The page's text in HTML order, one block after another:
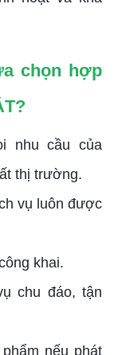
chọn hợp
nhu cầu của
thị trường.
vụ luôn được
khai.
chu đáo, tận
nếu phát